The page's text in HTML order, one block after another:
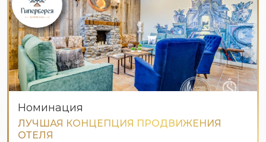
Номинация
ЛУЧШАЯ КОНЦЕПЦИЯ ПРОДВИЖЕНИЯ
ОТЕЛЯ